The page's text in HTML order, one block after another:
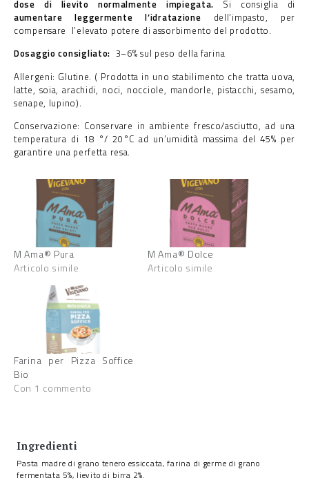
dose di lievito normalmente impiegata. Si consiglia di
aumentare leggermentel’idratazione dell’impasto, per
compensare l’elevato potere di assorbimento del prodotto.
Dosaggio consigliato: 3–6% sul peso della farina
Allergeni: Glutine. ( Prodotta in uno stabilimento che tratta uova,
latte, soia, arachidi, noci, nocciole, mandorle, pistacchi, sesamo,
senape, lupino).
Conservazione: Conservare in ambiente fresco/asciutto, ad una
temperatura di 18 °/ 20°C ad un’umidità massima del 45% per
garantire una perfetta resa.
M Ama® Pura
Articolo simile
M Ama® Dolce
Articolo simile
Farina per Pizza Soffice
Bio
Con 1 commento
Ingredienti
Pasta madre di grano tenero essiccata, farina di germe di grano
fermentata 5%, lievito di birra 2%.